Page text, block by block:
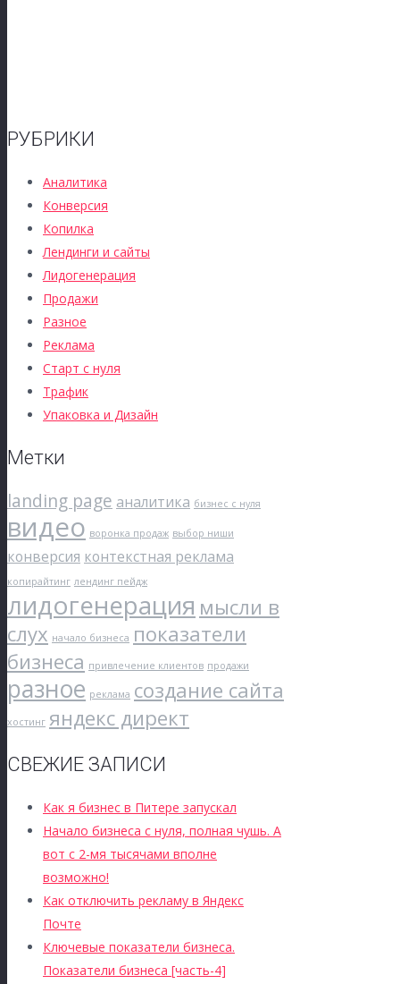
РУБРИКИ
Аналитика
Конверсия
Копилка
Лендинги и сайты
Лидогенерация
Продажи
Разное
Реклама
Старт с нуля
Трафик
Упаковка и Дизайн
Метки
landing page аналитика бизнес с нуля
видео воронка продаж выбор ниши
конверсия контекстная реклама
копирайтинг лендинг пейдж
лидогенерация мысли в
слух начало бизнеса показатели
бизнеса привлечение клиентов продажи
разное реклама создание сайта
хостинг яндекс директ
СВЕЖИЕ ЗАПИСИ
Как я бизнес в Питере запускал
Начало бизнеса с нуля, полная чушь. А
вот с 2-мя тысячами вполне
возможно!
Как отключить рекламу в Яндекс
Почте
Ключевые показатели бизнеса.
Показатели бизнеса [часть-4]